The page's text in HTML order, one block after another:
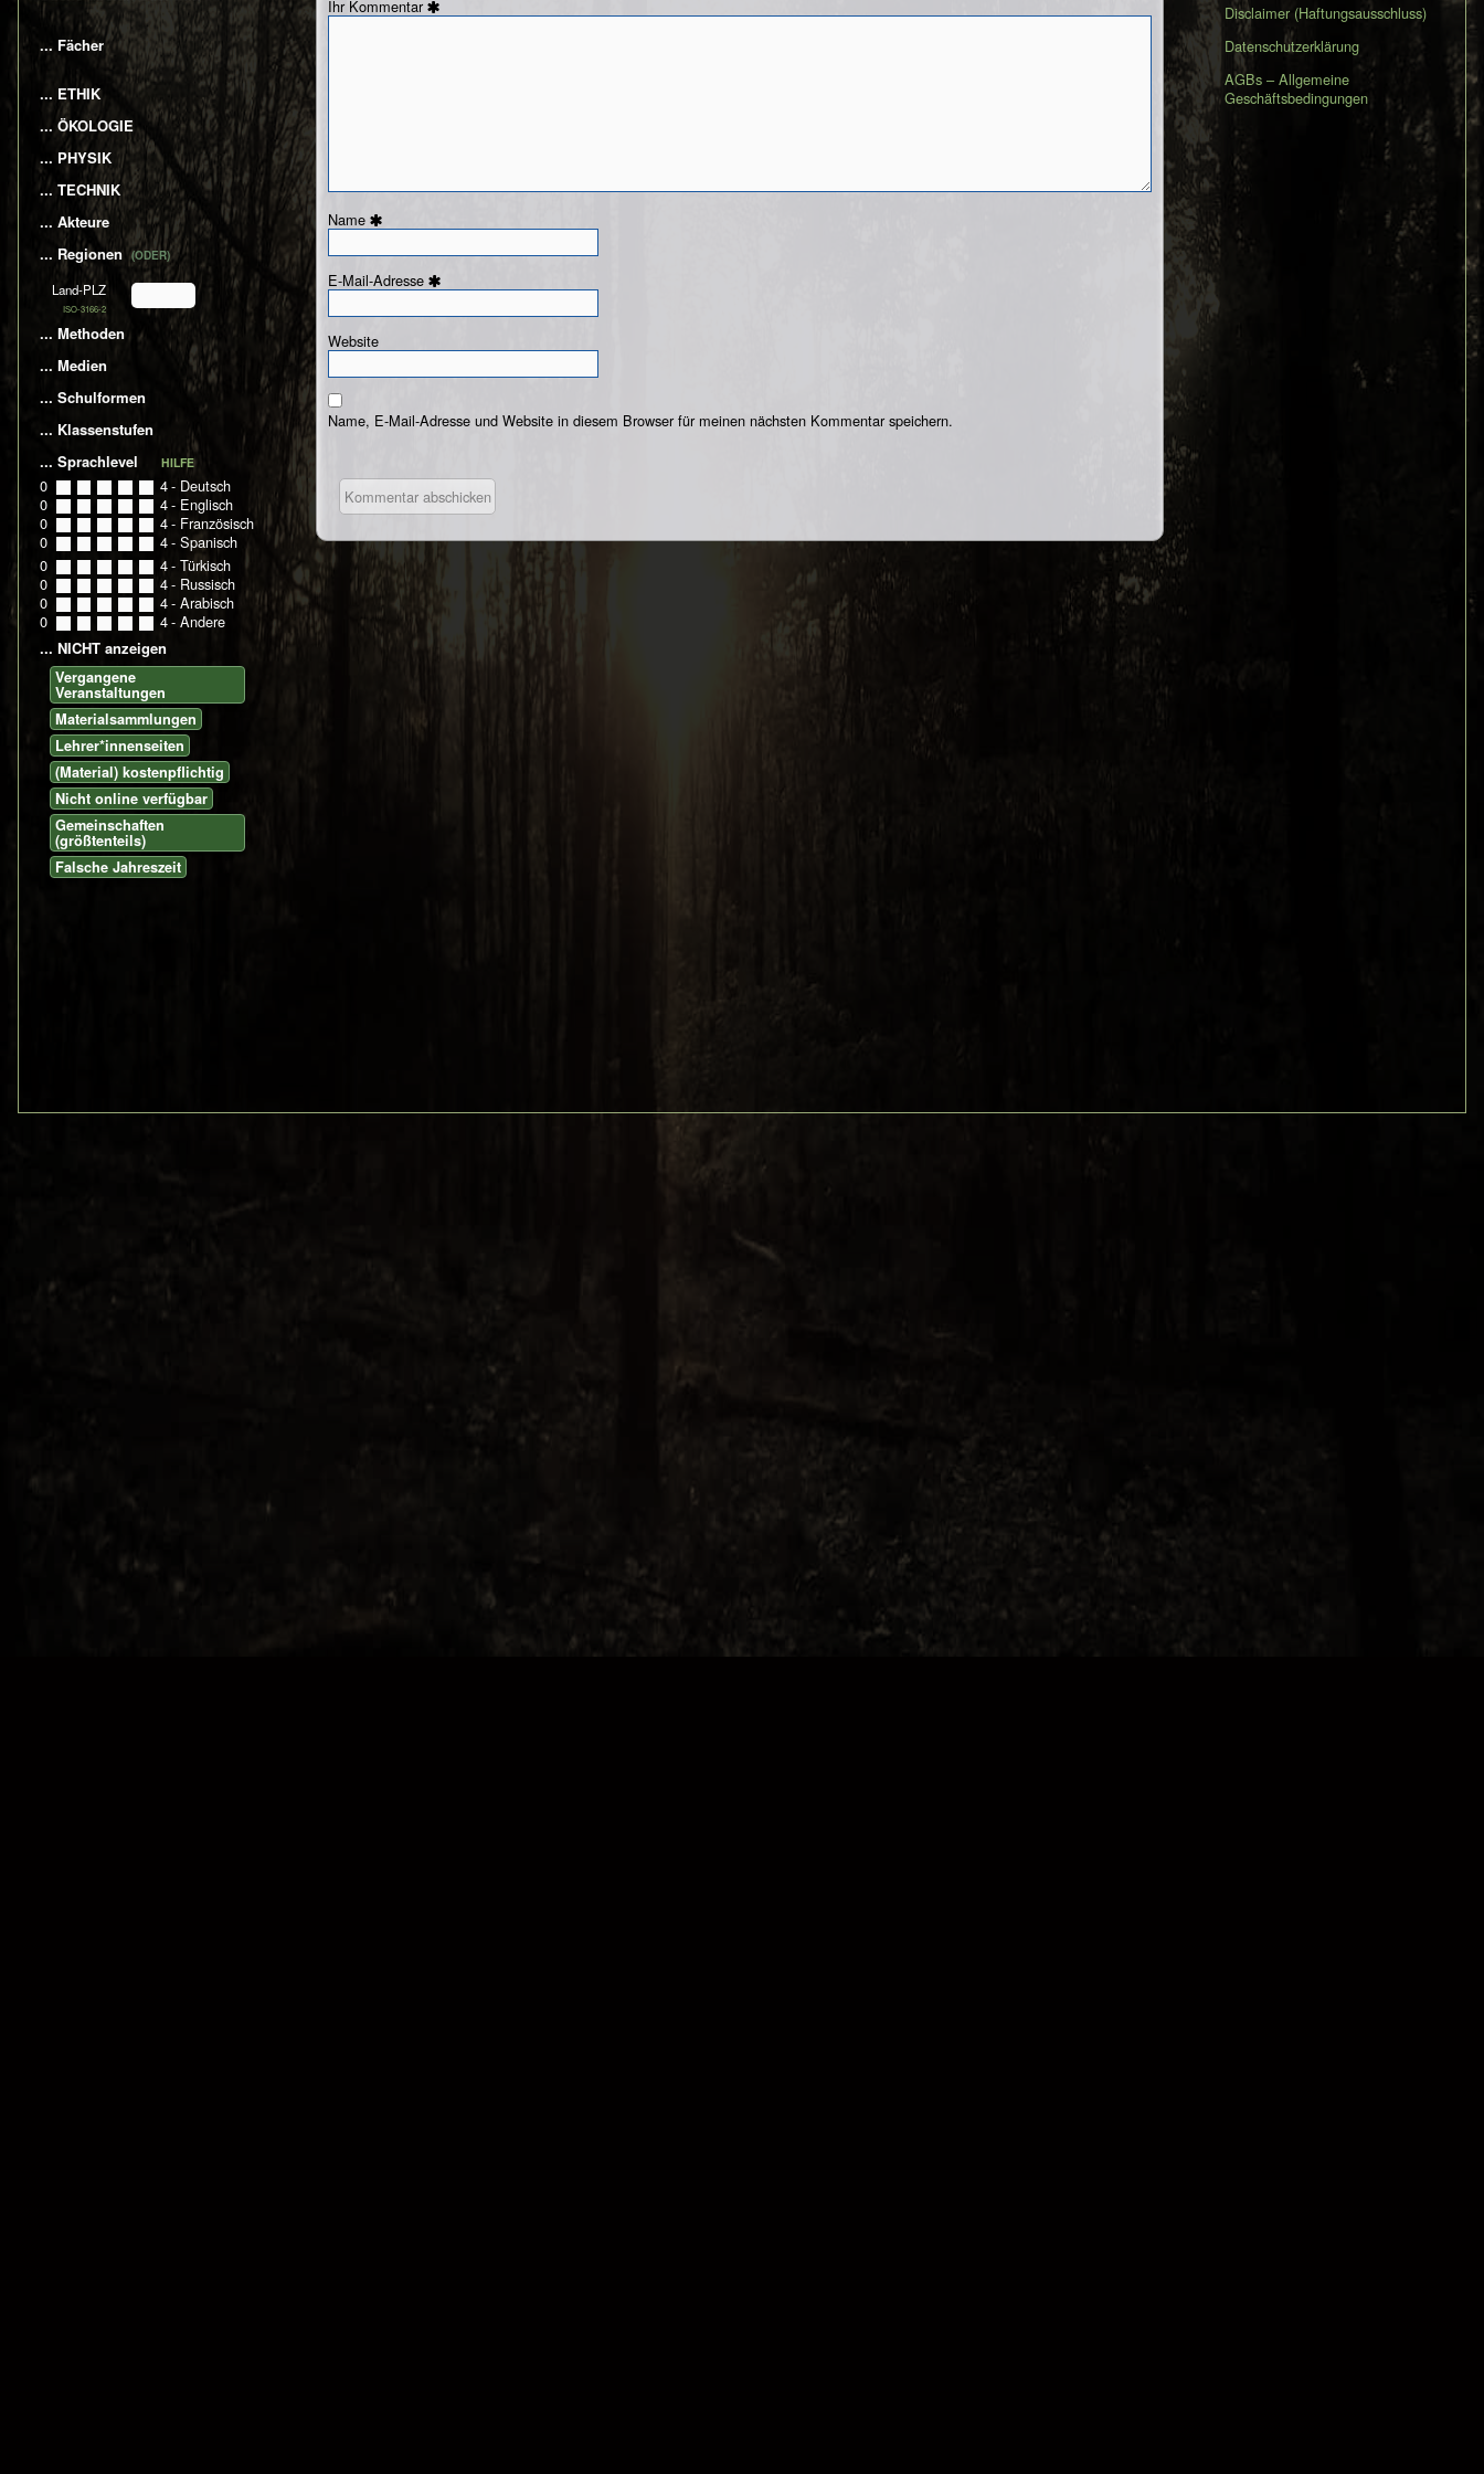
Kommentar
Name
E-Mail-Adresse
Website
Name, E-Mail-Adresse und Website in diesem Browser für meinen nächsten Kommentar speichern.
... Fächer
... ETHIK
... ÖKOLOGIE
... PHYSIK
... TECHNIK
... Akteure
... Regionen(ODER)
Land-PLZ
ISO-3166-2
... Methoden
... Medien
... Schulformen
... Klassenstufen
... Sprachlevel
HILFE
0 0 1 2 3 4- Deutsch
0
0 1 2 3 4- Englisch
0
0 1 2 3 4- Französisch
0
0 1 2 3 4- Spanisch
0
0 1 2 3 4- Türkisch
0
0 1 2 3 4- Russisch
0
0 1 2 3 4- Arabisch
0
0 1 2 3 4- Andere
... NICHT anzeigen
Vergangene
Veranstaltungen
Materialsammlungen
Lehrer*innenseiten
(Material) kostenpflichtig
Nicht online verfügbar
Gemeinschaften
(größtenteils)
Falsche Jahreszeit
Disclaimer (Haftungsausschluss)
Datenschutzerklärung
AGBs – Allgemeine
Geschäftsbedingungen